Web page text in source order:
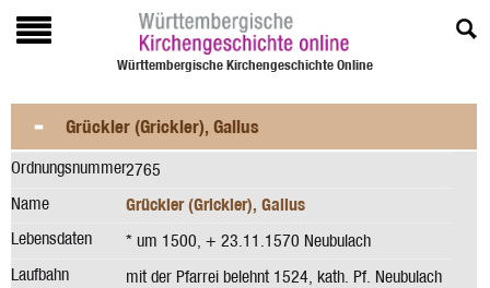
Württembergische Kirchengeschichte Online
Grückler (Grickler), Gallus
Ordnungsnummer2765
Name
Grückler (Grickler), Gallus
Lebensdaten
* um 1500, + 23.11.1570 Neubulach
Laufbahn
mit der Pfarrei belehnt 1524, kath. Pf. Neubulach